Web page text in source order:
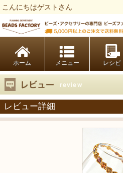
こんにちはゲストさん
ホーム レシピ
レビュー詳細